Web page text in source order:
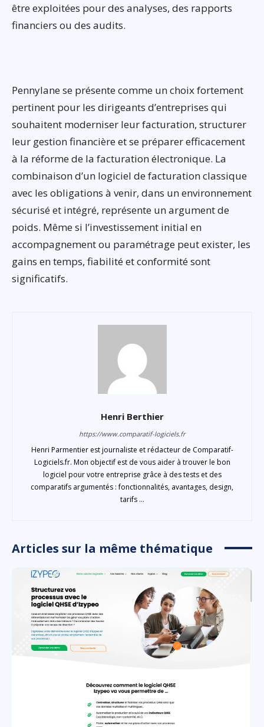
être exploitées pour des analyses, des rapports
financiers ou des audits.
Pennylane se présente comme un choix fortement
pertinent pour les dirigeants d’entreprises qui
souhaitent moderniser leur facturation, structurer
leur gestion financière et se préparer efficacement
à la réforme de la facturation électronique. La
combinaison d’un logiciel de facturation classique
avec les obligations à venir, dans un environnement
sécurisé et intégré, représente un argument de
poids. Même si l’investissement initial en
accompagnement ou paramétrage peut exister, les
gains en temps, fiabilité et conformité sont
significatifs.
Henri Berthier
https://www.comparatif-logiciels.fr
Henri Parmentier est journaliste et rédacteur de Comparatif-
Logiciels.fr. Mon objectif est de vous aider à trouver le bon
logiciel pour votre entreprise grâce à des tests et des
comparatifs argumentés : fonctionnalités, avantages, design,
tarifs ...
Articles sur la même thématique